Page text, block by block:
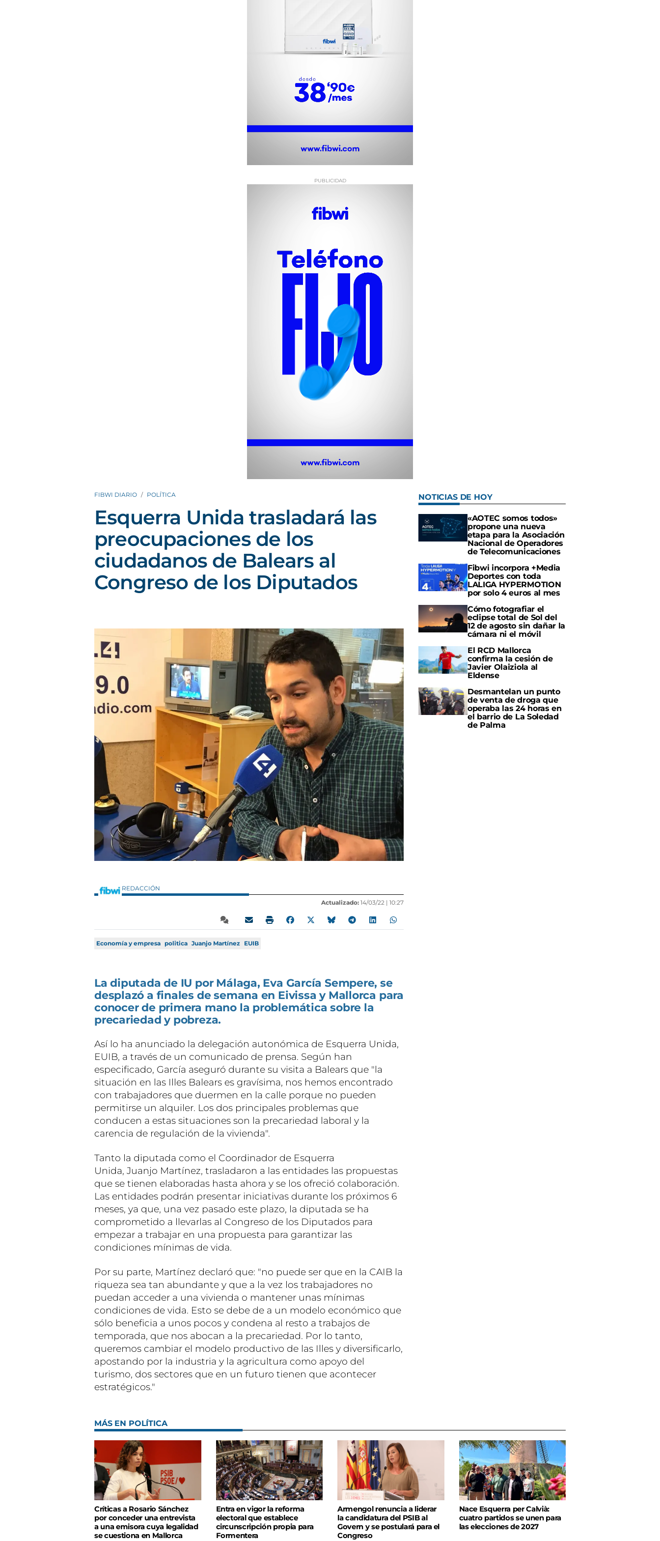
FIBWI DIARIO POLÍTICA
Esquerra Unida trasladará las
preocupaciones de los
ciudadanos de Balears al
Congreso de los Diputados
REDACCIÓN
Actualizado: 14/03/22 | 10:27
Economía y empresa politica Juanjo Martínez EUIB
La diputada de IU por Málaga, Eva García Sempere, se
desplazó a finales de semana en Eivissa y Mallorca para
conocer de primera mano la problemática sobre la
precariedad y pobreza.
Así lo ha anunciado la delegación autonómica de Esquerra Unida,
EUIB, a través de un comunicado de prensa. Según han
especificado, García aseguró durante su visita a Balears que "la
situación en las Illes Balears es gravísima, nos hemos encontrado
con trabajadores que duermen en la calle porque no pueden
permitirse un alquiler. Los dos principales problemas que
conducen a estas situaciones son la precariedad laboral y la
carencia de regulación de la vivienda".
Tanto la diputada como el Coordinador de Esquerra
Unida, Juanjo Martínez, trasladaron a las entidades las propuestas
que se tienen elaboradas hasta ahora y se los ofreció colaboración.
Las entidades podrán presentar iniciativas durante los próximos 6
meses, ya que, una vez pasado este plazo, la diputada se ha
comprometido a llevarlas al Congreso de los Diputados para
empezar a trabajar en una propuesta para garantizar las
condiciones mínimas de vida.
Por su parte, Martínez declaró que: "no puede ser que en la CAIB la
riqueza sea tan abundante y que a la vez los trabajadores no
puedan acceder a una vivienda o mantener unas mínimas
condiciones de vida. Esto se debe de a un modelo económico que
sólo beneficia a unos pocos y condena al resto a trabajos de
temporada, que nos abocan a la precariedad. Por lo tanto,
queremos cambiar el modelo productivo de las Illes y diversificarlo,
apostando por la industria y la agricultura como apoyo del
turismo, dos sectores que en un futuro tienen que acontecer
estratégicos."
NOTICIAS DE HOY
«AOTEC somos todos»
propone una nueva
etapa para la Asociación
Nacional de Operadores
de Telecomunicaciones
Fibwi incorpora +Media
Deportes con toda
LALIGA HYPERMOTION
por solo 4 euros al mes
Cómo fotografiar el
eclipse total de Sol del
12 de agosto sin dañar la
cámara ni el móvil
El RCD Mallorca
confirma la cesión de
Javier Olaiziola al
Eldense
Desmantelan un punto
de venta de droga que
operaba las 24 horas en
el barrio de La Soledad
de Palma
MÁS EN POLÍTICA
Críticas a Rosario Sánchez
por conceder una entrevista
a una emisora cuya legalidad
se cuestiona en Mallorca
Entra en vigor la reforma
electoral que establece
circunscripción propia para
Formentera
Armengol renuncia a liderar
la candidatura del PSIB al
Govern y se postulará para el
Congreso
Nace Esquerra per Calvià:
cuatro partidos se unen para
las elecciones de 2027